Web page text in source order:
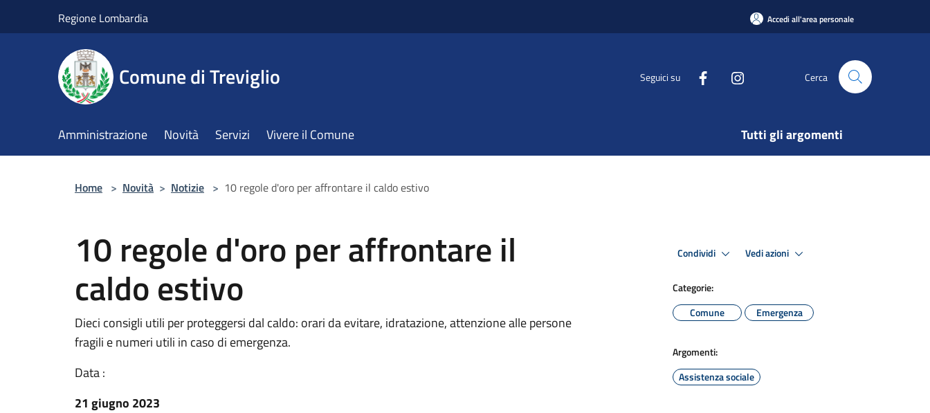
Regione Lombardia Accedi all'area personale
Comune di Treviglio Seguici su Cerca
Amministrazione Novità Servizi Vivere il Comune Tutti gli argomenti
Home > Novità > Notizie > 10 regole d'oro per affrontare il caldo estivo
10 regole d'oro per affrontare il
caldo estivo
Dieci consigli utili per proteggersi dal caldo: orari da evitare, idratazione, attenzione alle persone
fragili e numeri utili in caso di emergenza.
Data :
21 giugno 2023
Condividi Vedi azioni
Categorie:
Comune
Emergenza
Argomenti:
Assistenza sociale